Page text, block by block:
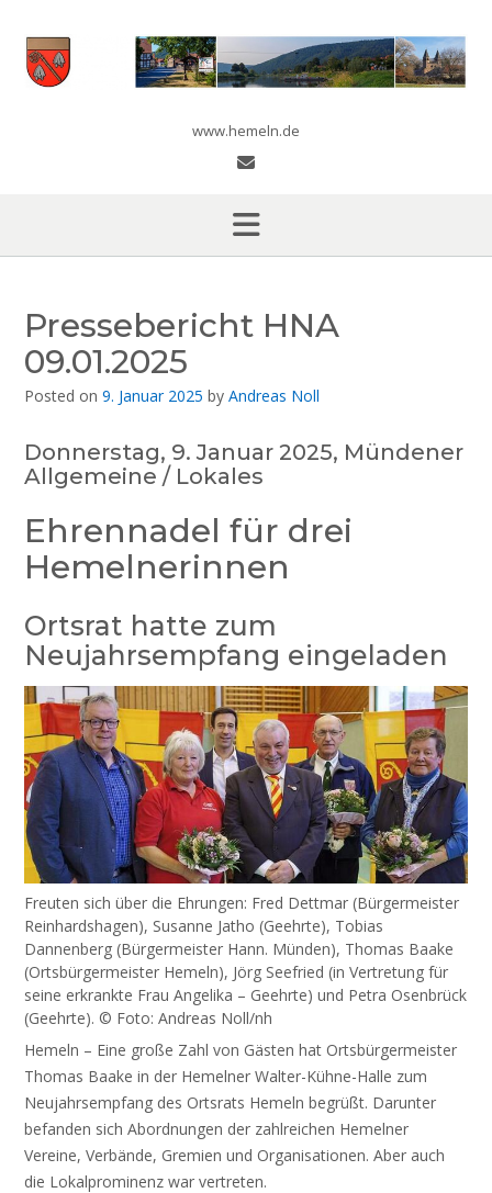
content
www.hemeln.de
Pressebericht HNA
09.01.2025
Posted on 9. Januar 2025 by Andreas Noll
Donnerstag, 9. Januar 2025, Mündener
Allgemeine / Lokales
Ehrennadel für drei
Hemelnerinnen
Ortsrat hatte zum
Neujahrsempfang eingeladen
Freuten sich über die Ehrungen: Fred Dettmar (Bürgermeister
Reinhardshagen), Susanne Jatho (Geehrte), Tobias
Dannenberg (Bürgermeister Hann. Münden), Thomas Baake
(Ortsbürgermeister Hemeln), Jörg Seefried (in Vertretung für
seine erkrankte Frau Angelika – Geehrte) und Petra Osenbrück
(Geehrte). © Foto: Andreas Noll/nh
Hemeln – Eine große Zahl von Gästen hat Ortsbürgermeister
Thomas Baake in der Hemelner Walter-Kühne-Halle zum
Neujahrsempfang des Ortsrats Hemeln begrüßt. Darunter
befanden sich Abordnungen der zahlreichen Hemelner
Vereine, Verbände, Gremien und Organisationen. Aber auch
die Lokalprominenz war vertreten.